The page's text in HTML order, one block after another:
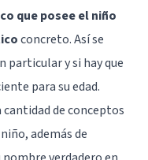
que posee el niño
concreto. Así se
particular y si hay que
para su edad.
de conceptos
además de